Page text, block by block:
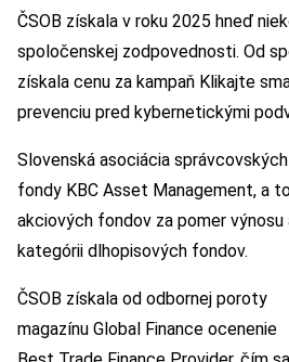
ČSOB získala v roku 2025 hneď
spoločenskej zodpovednosti. Od
získala cenu za kampaň Klikajte
prevenciu pred kybernetickými
Slovenská asociácia
fondy KBC Asset Management, a
akciových fondov za pomer výnosu
kategórii dlhopisových fondov.
ČSOB získala od odbornej poroty
magazínu Global Finance ocenenie